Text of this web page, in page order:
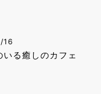
16
いる癒しのカフェ